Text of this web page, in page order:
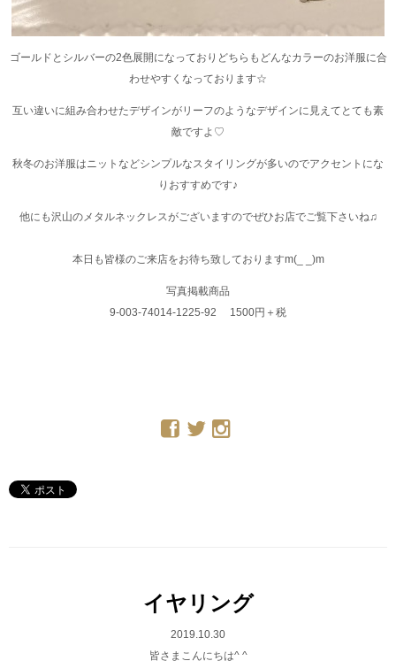
ゴールドとシルバーの2色展開になっておりどちらもどんなカラーのお洋服に合
わせやすくなっております☆
互い違いに組み合わせたデザインがリーフのようなデザインに見えてとても素
敵ですよ♡
秋冬のお洋服はニットなどシンプルなスタイリングが多いのでアクセントにな
りおすすめです♪
他にも沢山のメタルネックレスがございますのでぜひお店でご覧下さいね♫
本日も皆様のご来店をお待ち致しておりますm(_ _)m
写真掲載商品
9-003-74014-1225-92 1500円＋税
イヤリング
2019.10.30
皆さまこんにちは^ ^